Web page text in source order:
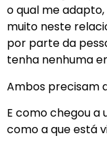
o qual me
muito neste
por parte da
tenha nenhuma
Ambos precisam
E como chegou a
como a que está